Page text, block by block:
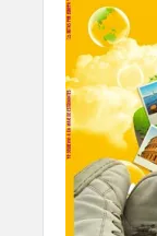
que
en la
refuerza
la […]
La
sus